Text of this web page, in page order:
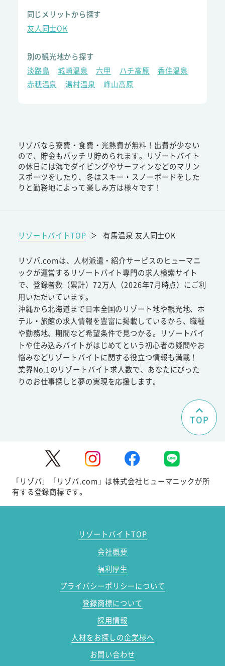
同じメリットから探す
友人同士OK
別の観光地から探す
淡路島
城崎温泉 六甲 ハチ高原
香住温泉
赤穂温泉
湯村温泉 峰山高原
リゾバなら寮費・食費・光熱費が無料！出費が少ない
ので、貯金もバッチリ貯められます。リゾートバイト
の休日には海でダイビングやサーフィンなどのマリン
スポーツをしたり、冬はスキー・スノーボードをした
りと勤務地によって楽しみ方は様々です！
リゾートバイトTOP ＞ 有馬温泉 友人同士OK
リゾバ.comは、人材派遣・紹介サービスのヒューマニ
ックが運営するリゾートバイト専門の求人検索サイト
で、登録者数（累計）72万人（2026年7月時点）にご利
用いただいています。
沖縄から北海道まで日本全国のリゾート地や観光地、ホ
テル・旅館の求人情報を豊富に掲載しているから、職種
や勤務地、期間など希望条件で見つかる。リゾートバイ
トや住み込みバイトがはじめてという初心者の疑問やお
悩みなどリゾートバイトに関する役立つ情報も満載！
業界No.1のリゾートバイト求人数で、あなたにぴった
りのお仕事探しと夢の実現を応援します。
TOP
「リゾバ」「リゾバ.com」は株式会社ヒューマニックが所
有する登録商標です。
リゾートバイトTOP
会社概要
福利厚生
プライバシーポリシーについて
登録商標について
採用情報
人材をお探しの企業様へ
お問い合わせ